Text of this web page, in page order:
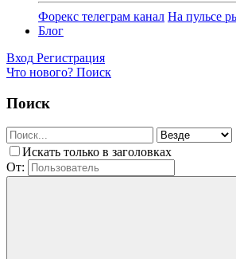
Форекс телеграм канал На пульсе
Блог
Вход Регистрация
Что нового? Поиск
Поиск
Искать только в заголовках
От: